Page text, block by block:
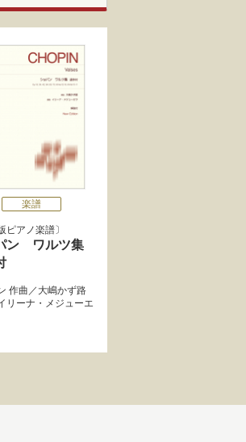
楽譜
ピアノ楽譜
ン ワルツ集
作曲／ 大嶋かず路
リーナ・メジューエ